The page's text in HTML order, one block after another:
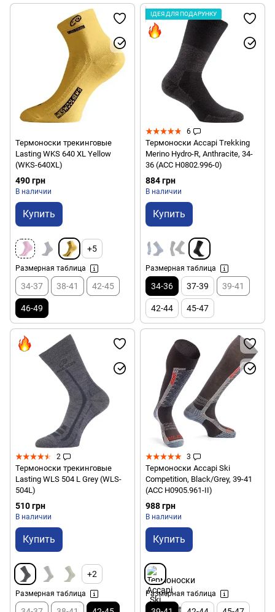
Термоноски трекинговые
Lasting WKS 640 XL Yellow
(WKS-640XL)
490 грн
В наличии
Купить
+5
Размерная таблица
34-37 38-41 42-45
46-49
ІДЕЯ ДЛЯ ПОДАРУНКУ
6
Термоноски Accapi Trekking
Merino Hydro-R, Anthracite, 34-
36 (ACC H0802.996-0)
884 грн
В наличии
Купить
Размерная таблица
34-36 37-39 39-41
42-44 45-47
2
Термоноски трекинговые
Lasting WLS 504 L Grey (WLS-
504L)
510 грн
В наличии
Купить
+2
Размерная таблица
3
Термоноски Accapi Ski
Competition, Black/Grey, 39-41
(ACC H0905.961-II)
988 грн
В наличии
Купить
Размерная таблица